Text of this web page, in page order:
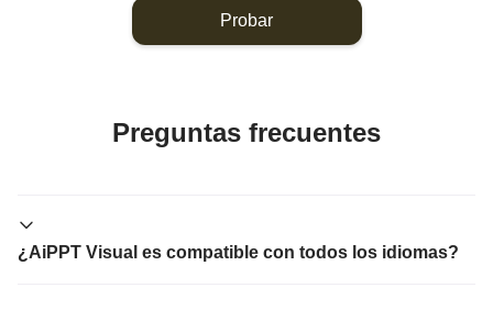
Probar
Preguntas frecuentes
¿AiPPT Visual es compatible con todos los idiomas?